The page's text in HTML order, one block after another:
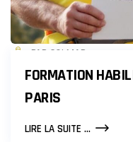
PAR COLMAR
FORMATION
PARIS
LIRE LA SUITE ...FORMATION